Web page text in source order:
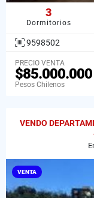
3
Dormitorios
9598502
PRECIO VENTA
$85.000.000
Pesos Chilenos
VENDO
VENTA